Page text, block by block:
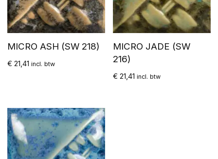
MICRO ASH (SW 218)
€ 21,41 incl. btw
MICRO JADE (SW
216)
€ 21,41 incl. btw